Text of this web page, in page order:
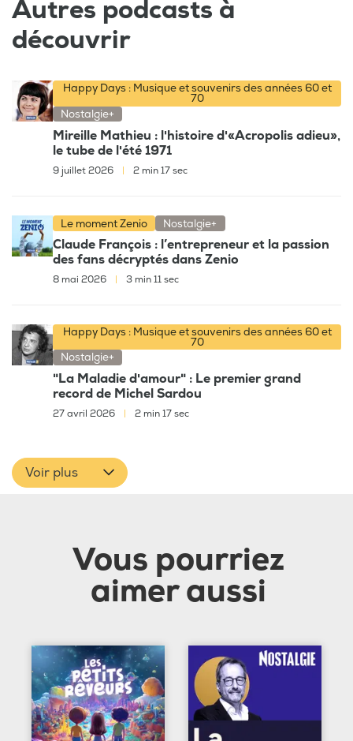
Autres podcasts à
découvrir
Happy Days : Musique et souvenirs des années 60 et
70
Nostalgie+
Mireille Mathieu : l'histoire d'«Acropolis adieu»,
le tube de l'été 1971
9 juillet 2026 2 min 17 sec
Le moment Zenio Nostalgie+
Claude François : l’entrepreneur et la passion
des fans décryptés dans Zenio
8 mai 2026 | 3 min 11 sec
Happy Days : Musique et souvenirs des années 60 et
70
Nostalgie+
"La Maladie d'amour" : Le premier grand
record de Michel Sardou
27 avril 2026 2 min 17 sec
Voir plus
Vous pourriez
aimer aussi